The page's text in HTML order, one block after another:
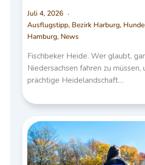
Juli 4, 2026
Ausflugstipp, Bezirk Harburg,
Hamburg, News
Fischbeker Heide. Wer glaubt,
Niedersachsen fahren zu müssen,
prächtige Heidelandschaft…